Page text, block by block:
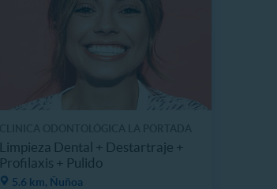
Limpieza Dental + Destartraje +
Profilaxis + Pulido
5.6 km, Ñuñoa